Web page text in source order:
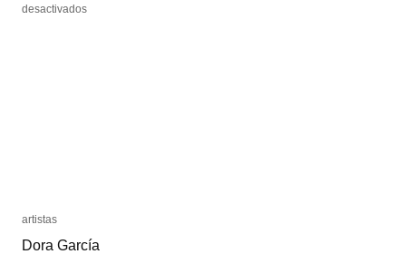
desactivadosen
desactivadosen
artistas
Dora García
artistas
Dora García